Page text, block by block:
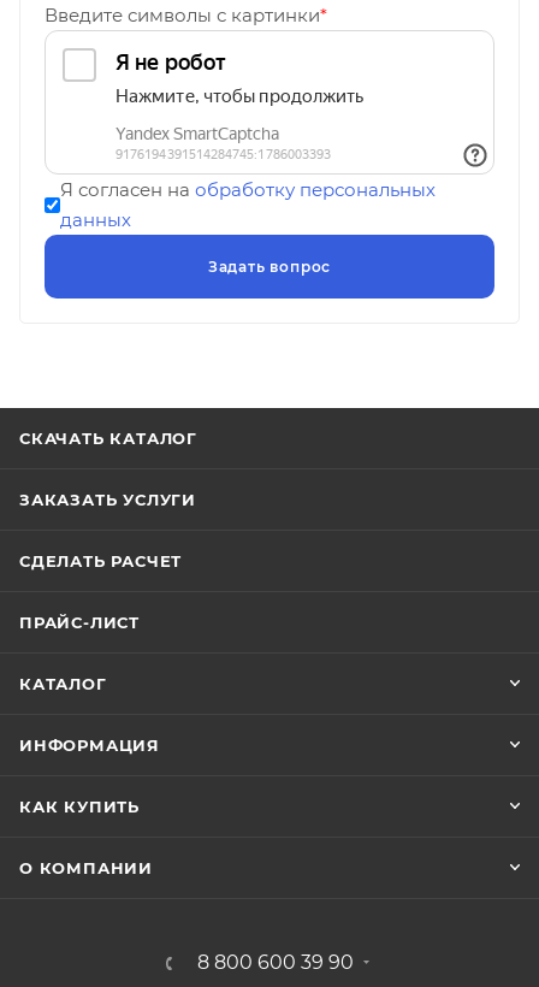
Введите символы с картинки*
Я согласен на обработку персональных
данных
СКАЧАТЬ КАТАЛОГ
ЗАКАЗАТЬ УСЛУГИ
СДЕЛАТЬ РАСЧЕТ
ПРАЙС-ЛИСТ
КАТАЛОГ
ИНФОРМАЦИЯ
КАК КУПИТЬ
О КОМПАНИИ
8 800 600 39 90